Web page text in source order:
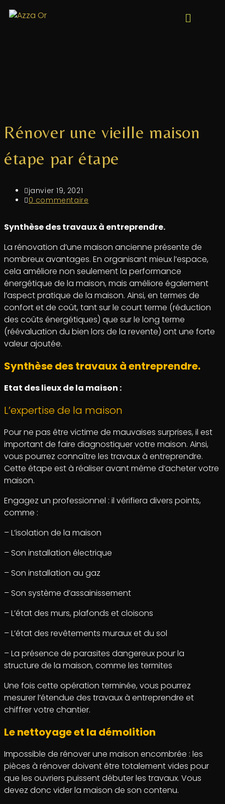
Rénover une vieille maison
étape par étape
janvier 19, 2021
0 commentaire
Synthèse des travaux à entreprendre.
La rénovation d’une maison ancienne présente de
nombreux avantages. En organisant mieux l’espace,
cela améliore non seulement la performance
énergétique de la maison, mais améliore également
l’aspect pratique de la maison. Ainsi, en termes de
confort et de coût, tant sur le court terme (réduction
des coûts énergétiques) que sur le long terme
(réévaluation du bien lors de la revente) ont une forte
valeur ajoutée.
Synthèse des travaux à entreprendre.
Etat des lieux de la maison :
L’expertise de la maison
Pour ne pas être victime de mauvaises surprises, il est
important de faire diagnostiquer votre maison. Ainsi,
vous pourrez connaître les travaux à entreprendre.
Cette étape est à réaliser avant même d’acheter votre
maison.
Engagez un professionnel : il vérifiera divers points,
comme :
– L’isolation de la maison
– Son installation électrique
– Son installation au gaz
– Son système d’assainissement
– L’état des murs, plafonds et cloisons
– L’état des revêtements muraux et du sol
– La présence de parasites dangereux pour la
structure de la maison, comme les termites
Une fois cette opération terminée, vous pourrez
mesurer l’étendue des travaux à entreprendre et
chiffrer votre chantier.
Le nettoyage et la démolition
Impossible de rénover une maison encombrée : les
pièces à rénover doivent être totalement vides pour
que les ouvriers puissent débuter les travaux. Vous
devez donc vider la maison de son contenu.